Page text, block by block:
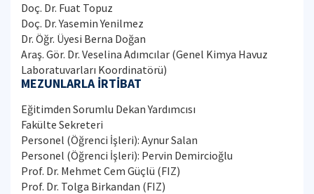
Doç. Dr. Fuat Topuz
Doç. Dr. Yasemin Yenilmez
Dr. Öğr. Üyesi Berna Doğan
Araş. Gör. Dr. Veselina Adımcılar (Genel Kimya Havuz
Laboratuvarları Koordinatörü)
MEZUNLARLA İRTİBAT
Eğitimden Sorumlu Dekan Yardımcısı
Fakülte Sekreteri
Personel (Öğrenci İşleri): Aynur Salan
Personel (Öğrenci İşleri): Pervin Demircioğlu
Prof. Dr. Mehmet Cem Güçlü (FIZ)
Prof. Dr. Tolga Birkandan (FIZ)